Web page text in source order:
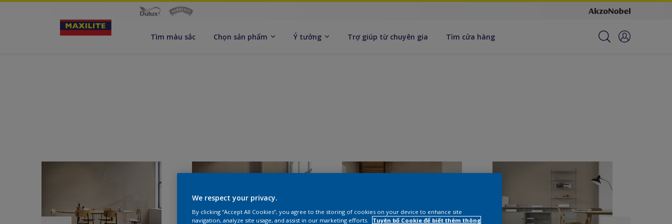
Tìm màu sắc Chọn sản phẩm Ý tưởng Trợ giúp từ chuyên gia Tìm cửa hàng
We respect your privacy.
By clicking “Accept All Cookies”, you agree to the storing of cookies on your device to enhance site
navigation, analyze site usage, and assist in our marketing efforts.
Tuyên bố Cookie để biết thêm thông